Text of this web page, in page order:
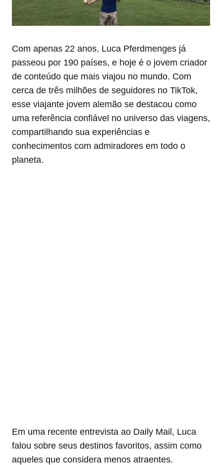
Com apenas 22 anos, Luca Pferdmenges já
passeou por 190 países, e hoje é o jovem criador
de conteúdo que mais viajou no mundo. Com
cerca de três milhões de seguidores no TikTok,
esse viajante jovem alemão se destacou como
uma referência confiável no universo das viagens,
compartilhando sua experiências e
conhecimentos com admiradores em todo o
planeta.
Em uma recente entrevista ao Daily Mail, Luca
falou sobre seus destinos favoritos, assim como
aqueles que considera menos atraentes.